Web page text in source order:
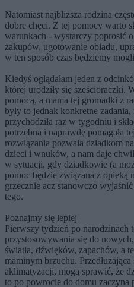
Natomiast najbliższa rodzina
dobre chęci. Z tej pomocy warto
warunkach - wystarczy poprosić
zakupów, ugotowanie obiadu,
w ten sposób czas będziemy
Kiedyś oglądałam jeden z
której urodziły się sześcioraczki.
pomocą, a mama tej gromadki z
były to jednak konkretne zadania,
przychodziła raz w tygodniu i
potrzebna i naprawdę pomagała
rozwiązania pozwala dziadkom
dzieci i wnuków, a nam daje
w sytuacji, gdy dziadkowie (a
pomoc będzie związana z opieką
grzecznie acz stanowczo
tego.
Poznajmy się lepiej
Pierwszy tydzień po narodzinach
przystosowywania się do
światła, dźwięków, zapachów, a
maminym brzuchu.
aklimatyzacji, mogą sprawić, że
to po powrocie do domu zaczyna